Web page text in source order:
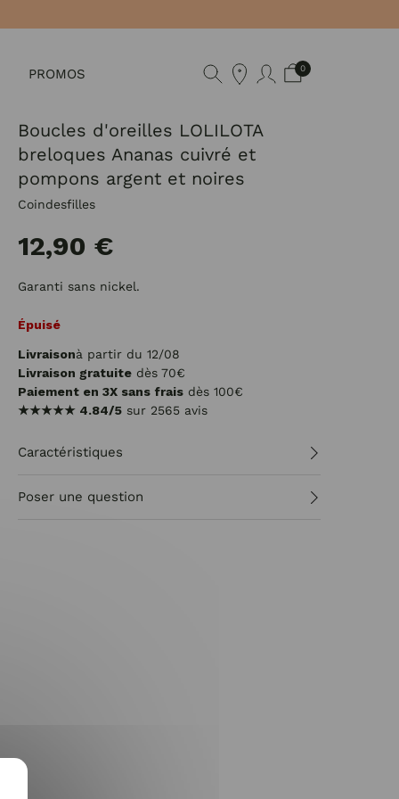
PROMOS 0
Boucles d'oreilles LOLILOTA
breloques Ananas cuivré et
pompons argent et noires
Coindesfilles
12,90 €
Garanti sans nickel.
Épuisé
Livraisonà partir du 12/08
Livraison gratuite dès 70€
Paiement en 3X sans frais dès 100€
★★★★★ 4.84/5 sur 2565 avis
Caractéristiques
Poser une question